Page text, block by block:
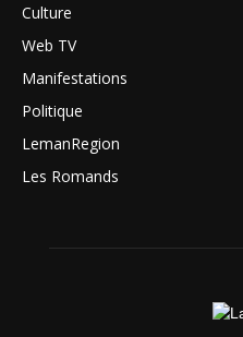
Culture
Web TV
Manifestations
Politique
LemanRegion
Les Romands